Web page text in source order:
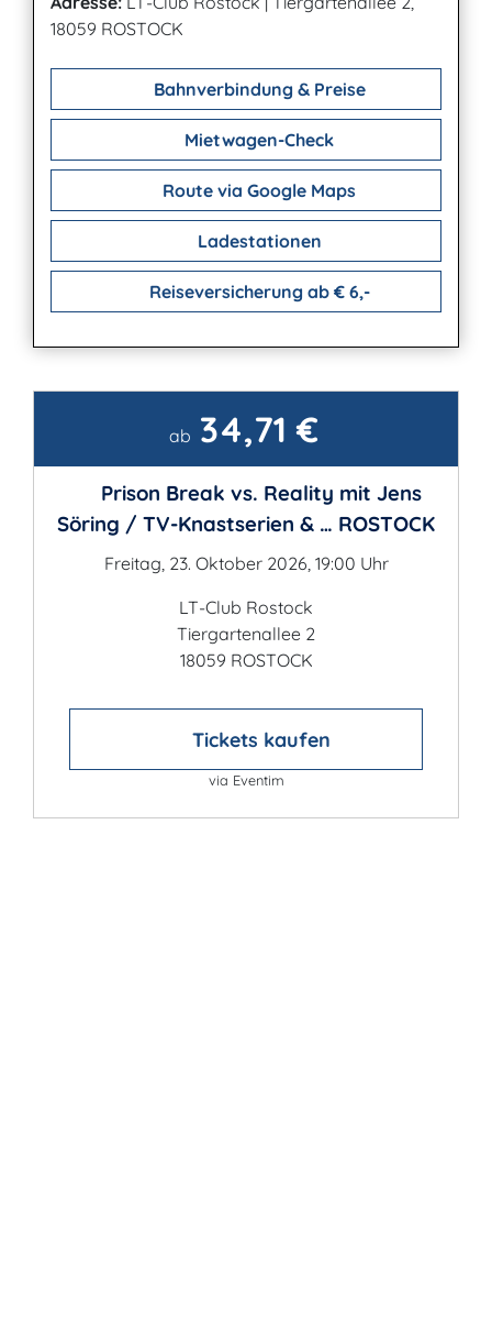
18059 ROSTOCK
Bahnverbindung & Preise
Mietwagen-Check
Route via Google Maps
Ladestationen
Reiseversicherung ab € 6,-
ab 34,71 €
Prison Break vs. Reality mit Jens
Söring / TV-Knastserien & … ROSTOCK
Freitag, 23. Oktober 2026, 19:00 Uhr
LT-Club Rostock
Tiergartenallee 2
18059 ROSTOCK
Tickets kaufen
via Eventim